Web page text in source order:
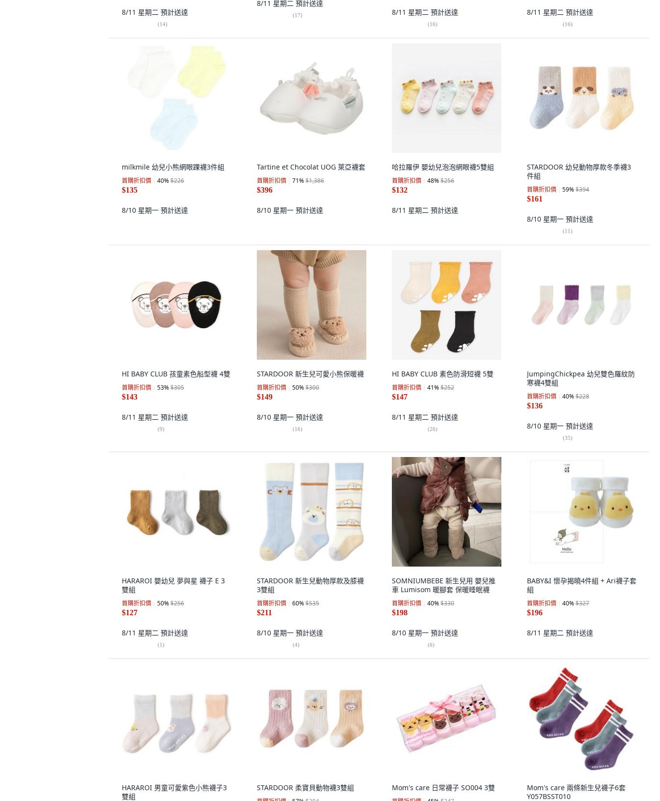
8/11 星期二 預計送達
(14)
8/11 星期二 預計送達
(17) 8/11 星期二 預計送達
(16)
8/11 星期二 預計送達
(16)
milkmile 幼兒小熊網眼踝襪3件組
首購折扣價 40%$226
$135
8/10 星期一 預計送達
Tartine et Chocolat UOG 萊亞襪套
首購折扣價 71%$1,386
$396
8/10 星期一 預計送達
哈拉羅伊 嬰幼兒泡泡網眼襪5雙組
首購折扣價 48%$256
$132
8/11 星期二 預計送達
STARDOOR 幼兒動物厚款冬季襪3
件組
首購折扣價 59%$394
$161
8/10 星期一 預計送達
(11)
HI BABY CLUB 孩童素色船型襪 4雙
首購折扣價 53%$305
$143
8/11 星期二 預計送達
(9)
STARDOOR 新生兒可愛小熊保暖襪
首購折扣價 50%$300
$149
8/10 星期一 預計送達
(16)
HI BABY CLUB 素色防滑短襪 5雙
首購折扣價 41%$252
$147
8/11 星期二 預計送達
(26)
JumpingChickpea 幼兒雙色羅紋防
寒襪4雙組
首購折扣價 40%$228
$136
8/10 星期一 預計送達
(35)
HARAROI 嬰幼兒 夢與星 襪子 E 3
雙組
首購折扣價 50%$256
$127
8/11 星期二 預計送達
(1)
STARDOOR 新生兒動物厚款及膝襪
3雙組
首購折扣價 60%$535
$211
8/10 星期一 預計送達
(4)
SOMNIUMBEBE 新生兒用 嬰兒推
車 Lumisom 暖腳套 保暖睡眠襪
首購折扣價 40%$330
$198
8/10 星期一 預計送達
(6)
BABY&I 懷孕揭曉4件組 + Ari襪子套
組
首購折扣價 40%$327
$196
8/11 星期二 預計送達
HARAROI 男童可愛紫色小熊襪子3
雙組
STARDOOR 柔寶貝動物襪3雙組 Mom's care 日常襪子 SO004 3雙
Mom's care 兩條新生兒襪子6套
Y057BSST010